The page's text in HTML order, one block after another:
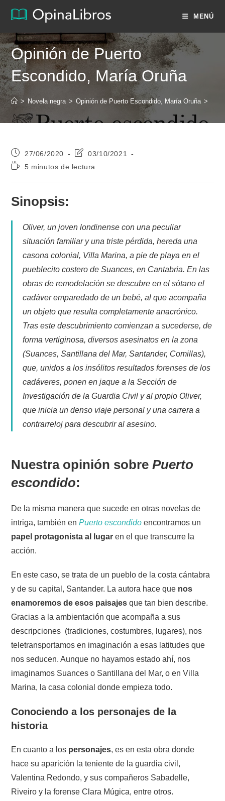
MENÚ
Opinión de Puerto
Escondido, María Oruña
> Novela negra > Opinión de Puerto Escondido, María Oruña >
Publicación
de
la
27/06/2020
Última
de
03/10/2021
Tiempo5 minutos de lectura
Sinopsis:
Oliver, un joven londinense con una peculiar
situación familiar y una triste pérdida, hereda una
casona colonial, Villa Marina, a pie de playa en el
pueblecito costero de Suances, en Cantabria. En las
obras de remodelación se descubre en el sótano el
cadáver emparedado de un bebé, al que acompaña
un objeto que resulta completamente anacrónico.
Tras este descubrimiento comienzan a sucederse, de
forma vertiginosa, diversos asesinatos en la zona
(Suances, Santillana del Mar, Santander, Comillas),
que, unidos a los insólitos resultados forenses de los
cadáveres, ponen en jaque a la Sección de
Investigación de la Guardia Civil y al propio Oliver,
que inicia un denso viaje personal y una carrera a
contrarreloj para descubrir al asesino.
Nuestra opinión sobrePuerto
escondido:
De la misma manera que sucede en otras novelas de
intriga, también enPuerto escondido encontramos un
papel protagonista al lugar en el que transcurre la
acción.
En este caso, se trata de un pueblo de la costa cántabra
y de su capital, Santander. La autora hace que nos
enamoremos de esos paisajes que tan bien describe.
Gracias a la ambientación que acompaña a sus
descripciones (tradiciones, costumbres, lugares), nos
teletransportamos en imaginación a esas latitudes que
nos seducen. Aunque no hayamos estado ahí, nos
imaginamos Suances o Santillana del Mar, o en Villa
Marina, la casa colonial donde empieza todo.
Conociendo a los personajes de la
historia
En cuanto a los personajes, es en esta obra donde
hace su aparición la teniente de la guardia civil,
Valentina Redondo, y sus compañeros Sabadelle,
Riveiro y la forense Clara Múgica, entre otros.